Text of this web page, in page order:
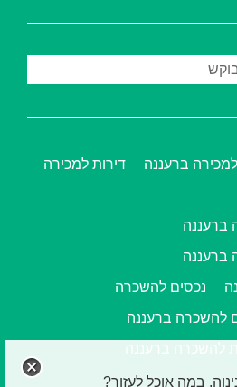
ברעננה
דירות למכירה
נכסים להשכרה
להשכרה ברעננה
להשכרה ברעננה
במה אוכל לעזור?